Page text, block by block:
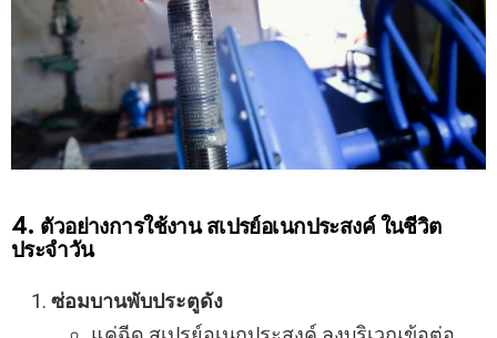
4. ตัวอย่างการใช้งาน สเปรย์อเนกประสงค์ ในชีวิต
ประจำวัน
ซ่อมบานพับประตูดัง